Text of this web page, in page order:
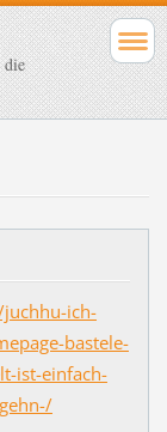
die
ich-
bastele-
ist-einfach-